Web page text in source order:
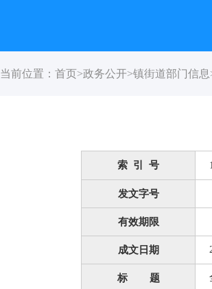
当前位置： 首页>政务公开>镇街道部门信息
索 引 号
发文字号
有效期限
成文日期
标 题